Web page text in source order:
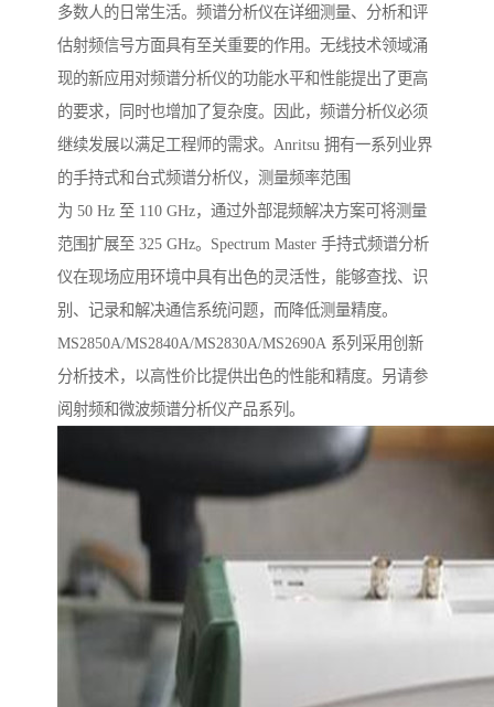
多数人的日常生活。频谱分析仪在详细测量、分析和评
估射频信号方面具有至关重要的作用。无线技术领域涌
现的新应用对频谱分析仪的功能水平和性能提出了更高
的要求，同时也增加了复杂度。因此，频谱分析仪必须
继续发展以满足工程师的需求。Anritsu 拥有一系列业界
的手持式和台式频谱分析仪，测量频率范围
为 50 Hz 至 110 GHz，通过外部混频解决方案可将测量
范围扩展至 325 GHz。Spectrum Master 手持式频谱分析
仪在现场应用环境中具有出色的灵活性，能够查找、识
别、记录和解决通信系统问题，而降低测量精度。
MS2850A/MS2840A/MS2830A/MS2690A 系列采用创新
分析技术，以高性价比提供出色的性能和精度。另请参
阅射频和微波频谱分析仪产品系列。